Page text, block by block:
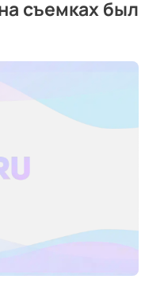
съемках был